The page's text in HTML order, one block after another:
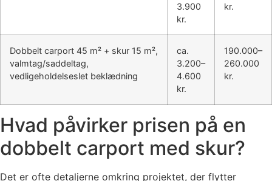
3.900
kr.
kr.
Dobbelt carport 45 m² + skur 15 m²,
valmtag/saddeltag,
vedligeholdelseslet beklædning
ca.
3.200–
4.600
kr.
190.000–
260.000
kr.
Hvad påvirker prisen på en
dobbelt carport med skur?
Det er ofte detaljerne omkring projektet, der flytter